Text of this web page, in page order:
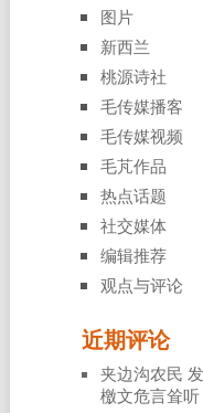
图片
新西兰
桃源诗社
毛传媒播客
毛传媒视频
毛芃作品
热点话题
社交媒体
编辑推荐
观点与评论
近期评论
夹边沟农民
檄文危言耸